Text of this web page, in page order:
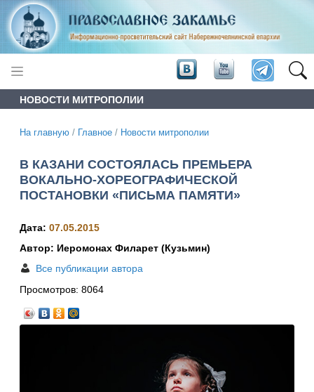
НОВОСТИ МИТРОПОЛИИ
На главную / Главное / Новости митрополии
В КАЗАНИ СОСТОЯЛАСЬ ПРЕМЬЕРА
ВОКАЛЬНО-ХОРЕОГРАФИЧЕСКОЙ
ПОСТАНОВКИ «ПИСЬМА ПАМЯТИ»
Дата: 07.05.2015
Автор: Иеромонах Филарет (Кузьмин)
Все публикации автора
Просмотров: 8064